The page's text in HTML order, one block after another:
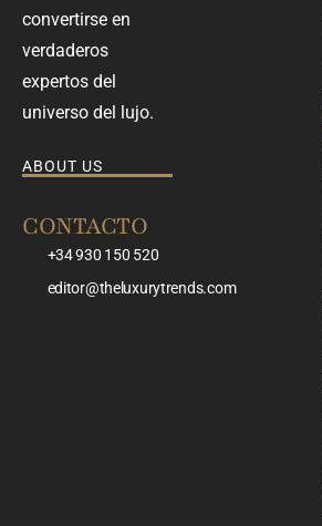
convertirse en
verdaderos
expertos del
universo del lujo.
ABOUT US
CONTACTO
+34 930 150 520
editor@theluxurytrends.com